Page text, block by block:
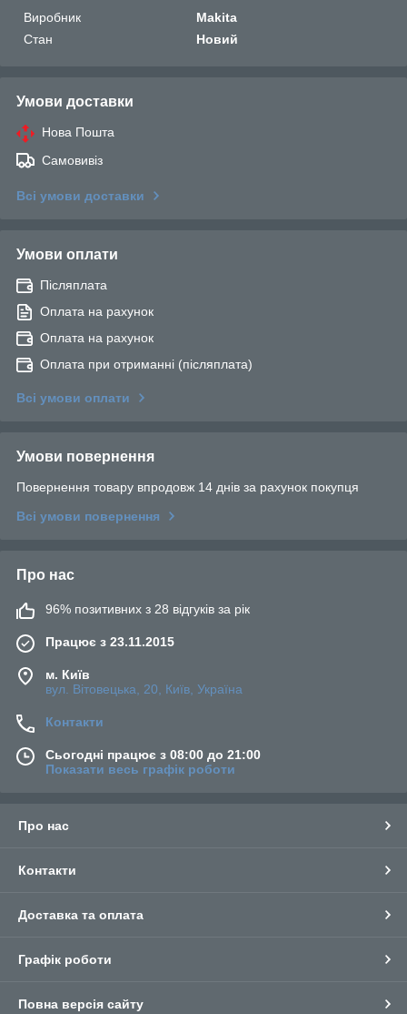
Виробник
Makita
Стан
Новий
Умови доставки
Нова Пошта
Самовивіз
Всі умови доставки
Умови оплати
Післяплата
Оплата на рахунок
Оплата на рахунок
Оплата при отриманні (післяплата)
Всі умови оплати
Умови повернення
Повернення товару впродовж 14 днів за рахунок покупця
Всі умови повернення
Про нас
96% позитивних з 28 відгуків за рік
Працює з 23.11.2015
м. Київ
вул. Вітовецька, 20, Київ, Україна
Контакти
Сьогодні працює з 08:00 до 21:00
Показати весь графік роботи
Про нас
Контакти
Доставка та оплата
Графік роботи
Повна версія сайту